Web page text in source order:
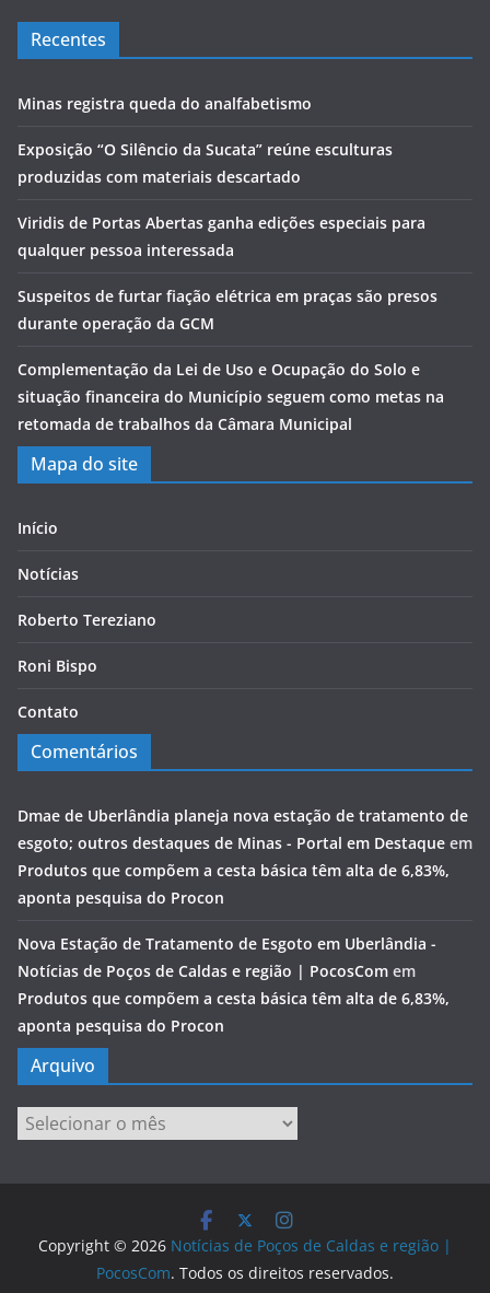
Recentes
Minas registra queda do analfabetismo
Exposição “O Silêncio da Sucata” reúne esculturas
produzidas com materiais descartado
Viridis de Portas Abertas ganha edições especiais para
qualquer pessoa interessada
Suspeitos de furtar fiação elétrica em praças são presos
durante operação da GCM
Complementação da Lei de Uso e Ocupação do Solo e
situação financeira do Município seguem como metas na
retomada de trabalhos da Câmara Municipal
Mapa do site
Início
Notícias
Roberto Tereziano
Roni Bispo
Contato
Comentários
Dmae de Uberlândia planeja nova estação de tratamento de
esgoto; outros destaques de Minas - Portal em Destaque em
Produtos que compõem a cesta básica têm alta de 6,83%,
aponta pesquisa do Procon
Nova Estação de Tratamento de Esgoto em Uberlândia -
Notícias de Poços de Caldas e região | PocosCom em
Produtos que compõem a cesta básica têm alta de 6,83%,
aponta pesquisa do Procon
Arquivo
Arquivo
Copyright © 2026 Notícias de Poços de Caldas e região |
PocosCom. Todos os direitos reservados.